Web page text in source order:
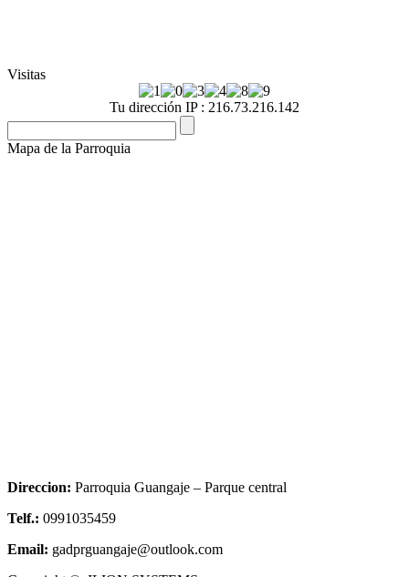
Visitas
Tu dirección IP : 216.73.216.142
Mapa de la Parroquia
Direccion: Parroquia Guangaje – Parque central
Telf.: 0991035459
Email: gadprguangaje@outlook.com